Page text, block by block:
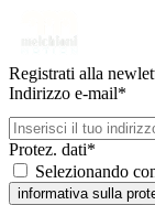
Registrati alla
Indirizzo e-mail*
Protez. dati*
Selezionando
informativa sulla